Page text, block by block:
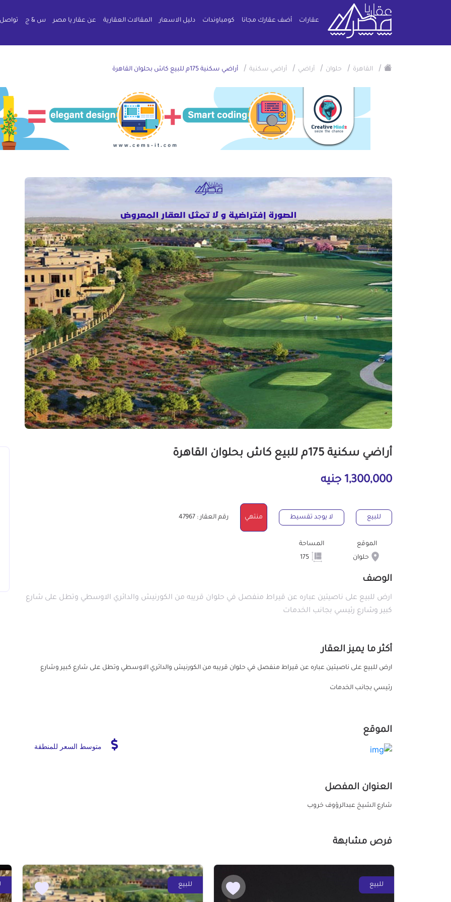
عقارات أضف عقارك مجانا كومباوندات دليل الاسعار المقالات العقارية عن عقار يا مصر س & ج
/ القاهرة / حلوان / أراضي / أراضي سكنية / أراضي سكنية 175م للبيع كاش بحلوان القاهرة
أراضي سكنية 175م للبيع كاش بحلوان القاهرة
1,300,000 جنيه
للبيع لا يوجد تقسيط منتهي رقم العقار : 47967
الموقع
حلوان
المساحة
الوصف
‎ارض للبيع على ناصيتين عباره عن قيراط منفصل في حلوان قريبه من الكورنيش والدائري الاوسطي وتطل على شارع
كبير وشارع رئيسي بجانب الخدمات
أكثر ما يميز العقار
‎ارض للبيع على ناصيتين عباره عن قيراط منفصل في حلوان قريبه من الكورنيش والدائري الاوسطي وتطل على شارع كبير وشارع
رئيسي بجانب الخدمات
الموقع
متوسط السعر للمنطقة
العنوان المفصل
شارع الشيخ عبدالرؤوف خروب
فرص مشابهة
للبيع للبيع